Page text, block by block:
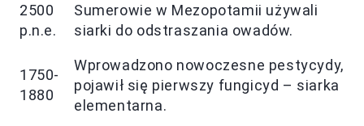
2500
p.n.e.
Sumerowie w Mezopotamii używali
siarki do odstraszania owadów.
1750-
1880
Wprowadzono nowoczesne pestycydy,
pojawił się pierwszy fungicyd – siarka
elementarna.